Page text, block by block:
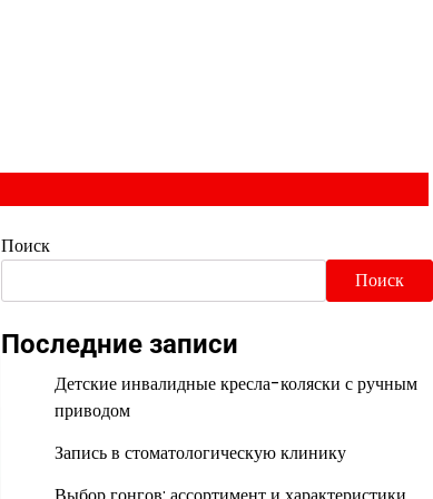
Поиск
Поиск
Последние записи
Детские инвалидные кресла-коляски с ручным
приводом
Запись в стоматологическую клинику